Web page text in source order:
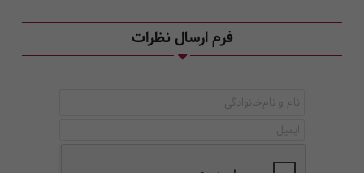
فرم ارسال نظرات